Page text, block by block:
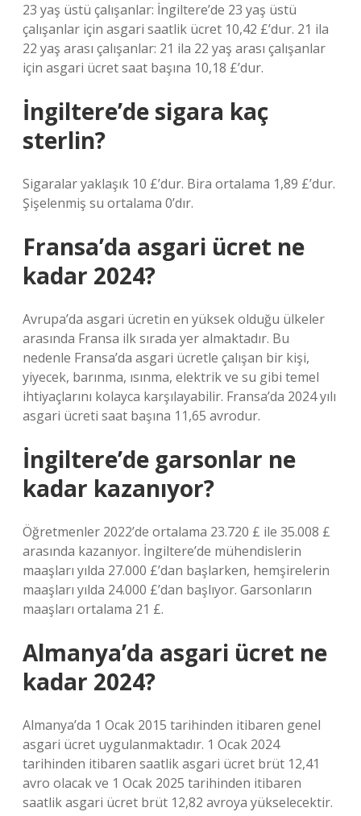
23 yaş üstü çalışanlar: İngiltere’de 23 yaş üstü
çalışanlar için asgari saatlik ücret 10,42 £’dur. 21 ila
22 yaş arası çalışanlar: 21 ila 22 yaş arası çalışanlar
için asgari ücret saat başına 10,18 £’dur.
İngiltere’de sigara kaç
sterlin?
Sigaralar yaklaşık 10 £’dur. Bira ortalama 1,89 £’dur.
Şişelenmiş su ortalama 0’dır.
Fransa’da asgari ücret ne
kadar 2024?
Avrupa’da asgari ücretin en yüksek olduğu ülkeler
arasında Fransa ilk sırada yer almaktadır. Bu
nedenle Fransa’da asgari ücretle çalışan bir kişi,
yiyecek, barınma, ısınma, elektrik ve su gibi temel
ihtiyaçlarını kolayca karşılayabilir. Fransa’da 2024 yılı
asgari ücreti saat başına 11,65 avrodur.
İngiltere’de garsonlar ne
kadar kazanıyor?
Öğretmenler 2022’de ortalama 23.720 £ ile 35.008 £
arasında kazanıyor. İngiltere’de mühendislerin
maaşları yılda 27.000 £’dan başlarken, hemşirelerin
maaşları yılda 24.000 £’dan başlıyor. Garsonların
maaşları ortalama 21 £.
Almanya’da asgari ücret ne
kadar 2024?
Almanya’da 1 Ocak 2015 tarihinden itibaren genel
asgari ücret uygulanmaktadır. 1 Ocak 2024
tarihinden itibaren saatlik asgari ücret brüt 12,41
avro olacak ve 1 Ocak 2025 tarihinden itibaren
saatlik asgari ücret brüt 12,82 avroya yükselecektir.